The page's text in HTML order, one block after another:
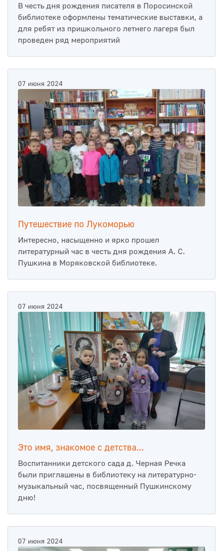
В честь дня рождения писателя в Поросинской
библиотеке оформлены тематические выставки, а
для ребят из пришкольного летнего лагеря был
проведен ряд мероприятий
07 июня 2024
Путешествие по Лукоморью
Интересно, насыщенно и ярко прошел
литературный час в честь дня рождения А. С.
Пушкина в Моряковской библиотеке.
07 июня 2024
Это имя, знакомое с детства...
Воспитанники детского сада д. Черная Речка
были приглашены в библиотеку на литературно-
музыкальный час, посвященный Пушкинскому
дню!
07 июня 2024